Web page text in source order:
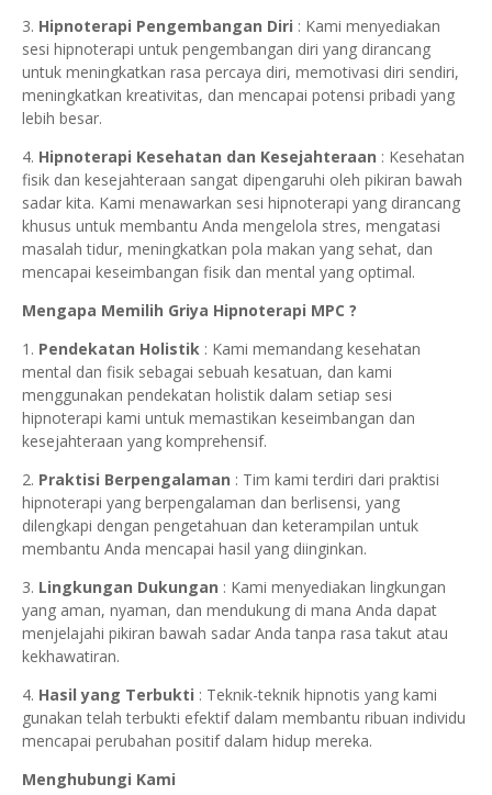
3. Hipnoterapi Pengembangan Diri : Kami menyediakan
sesi hipnoterapi untuk pengembangan diri yang dirancang
untuk meningkatkan rasa percaya diri, memotivasi diri sendiri,
meningkatkan kreativitas, dan mencapai potensi pribadi yang
lebih besar.
4. Hipnoterapi Kesehatan dan Kesejahteraan : Kesehatan
fisik dan kesejahteraan sangat dipengaruhi oleh pikiran bawah
sadar kita. Kami menawarkan sesi hipnoterapi yang dirancang
khusus untuk membantu Anda mengelola stres, mengatasi
masalah tidur, meningkatkan pola makan yang sehat, dan
mencapai keseimbangan fisik dan mental yang optimal.
Mengapa Memilih Griya Hipnoterapi MPC ?
1. Pendekatan Holistik : Kami memandang kesehatan
mental dan fisik sebagai sebuah kesatuan, dan kami
menggunakan pendekatan holistik dalam setiap sesi
hipnoterapi kami untuk memastikan keseimbangan dan
kesejahteraan yang komprehensif.
2. Praktisi Berpengalaman : Tim kami terdiri dari praktisi
hipnoterapi yang berpengalaman dan berlisensi, yang
dilengkapi dengan pengetahuan dan keterampilan untuk
membantu Anda mencapai hasil yang diinginkan.
3. Lingkungan Dukungan : Kami menyediakan lingkungan
yang aman, nyaman, dan mendukung di mana Anda dapat
menjelajahi pikiran bawah sadar Anda tanpa rasa takut atau
kekhawatiran.
4. Hasil yang Terbukti : Teknik-teknik hipnotis yang kami
gunakan telah terbukti efektif dalam membantu ribuan individu
mencapai perubahan positif dalam hidup mereka.
Menghubungi Kami